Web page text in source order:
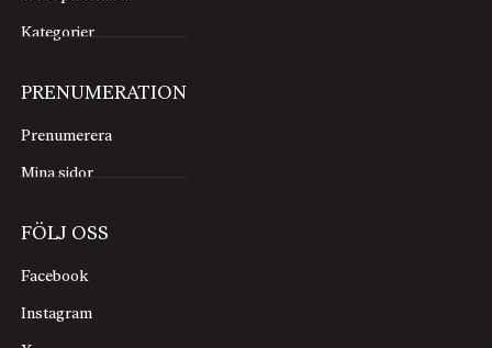
Kategorier
PRENUMERATION
Prenumerera
Mina sidor
FÖLJ OSS
Facebook
Instagram